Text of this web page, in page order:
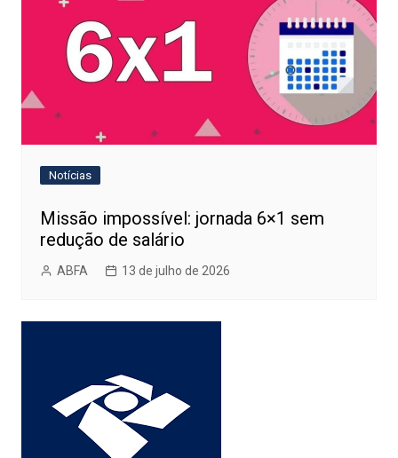
Notícias
Missão impossível: jornada 6×1 sem
redução de salário
ABFA 13 de julho de 2026